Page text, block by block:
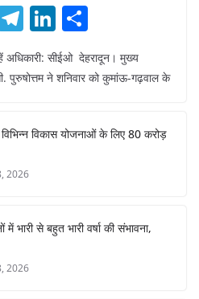
T
el
e
a
m
Li
n
k
dI
n
ar
अधिकारी: सीईओ देहरादून। मुख्य
पुरुषोत्तम ने शनिवार को कुमांऊ-गढ़वाल के
विकास योजनाओं के लिए 80 करोड़
2026
में भारी से बहुत भारी वर्षा की संभावना,
2026